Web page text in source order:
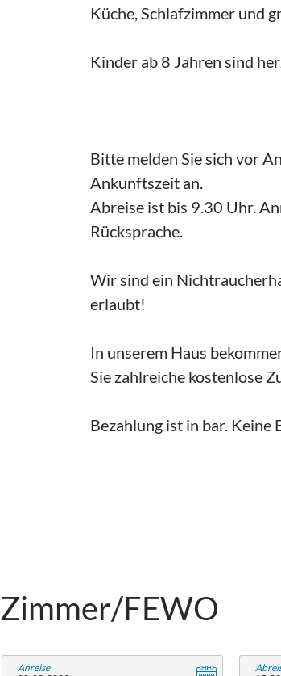
Küche, Schlafzimmer und
Kinder ab 8 Jahren sind
Bitte melden Sie sich vor
Ankunftszeit an.
Abreise ist bis 9.30 Uhr.
Rücksprache.
Wir sind ein
erlaubt!
In unserem Haus
Sie zahlreiche kostenlose
Bezahlung ist in bar.
Zimmer/FEWO
Anreise